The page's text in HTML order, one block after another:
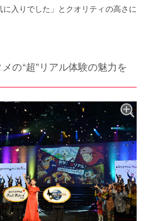
に入りでした」とクオリティの高さに
の“超”リアル体験の魅力を